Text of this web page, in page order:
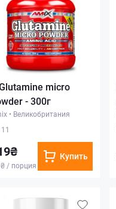
micro
- 300г
• Великобритания
11
/ порция
Купить